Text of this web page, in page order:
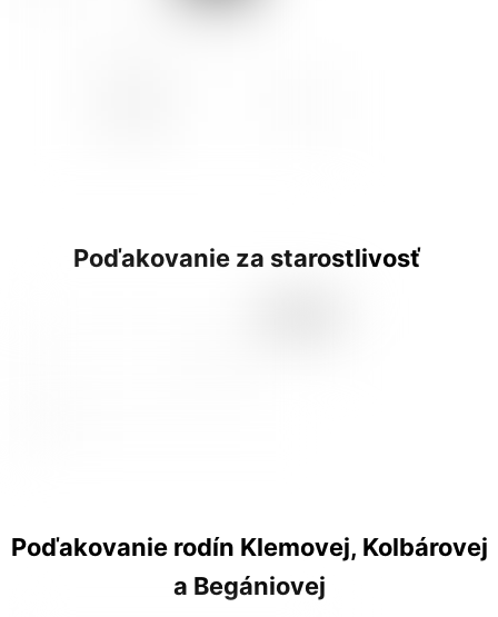
Poďakovanie za starostlivosť
Poďakovanie rodín Klemovej, Kolbárovej
a Begániovej